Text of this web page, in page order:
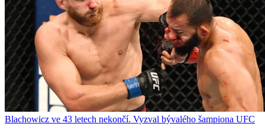
Blachowicz ve 43 letech nekončí. Vyzval bývalého šampiona UFC